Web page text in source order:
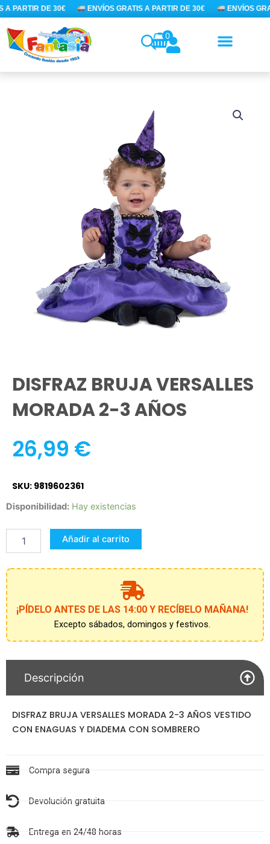
Ir
al
contenido
A PARTIR DE 30€ ENVÍOS GRATIS A PARTIR DE 30€ ENVÍOS
0
DISFRAZ BRUJA VERSALLES
MORADA 2-3 AÑOS
26,99 €
SKU: 9819602361
Disponibilidad: Hay existencias
DISFRAZ
VERSALLES
MORADA
2-
AÑOS
cantidad
Añadir al carrito
¡PÍDELO ANTES DE LAS 14:00 Y RECÍBELO MAÑANA!
Excepto sábados, domingos y festivos.
Descripción
DISFRAZ BRUJA VERSALLES MORADA 2-3 AÑOS VESTIDO
CON ENAGUAS Y DIADEMA CON SOMBRERO
Compra segura
Devolución gratuita
Entrega en 24/48 horas